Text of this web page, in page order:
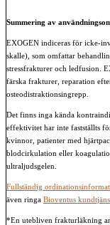
Summering av
EXOGEN indiceras för icke-
skalle), som omfattar
stressfrakturer och ledfusion.
färska frakturer, reparation
osteodistraktionsingrepp.
Det finns inga kända
effektivitet har inte fastställts
kvinnor, patienter med
blodcirkulation eller
ultraljudsgelen.
Fullständig
även ringa Bioventus
*En utebliven frakturläkning